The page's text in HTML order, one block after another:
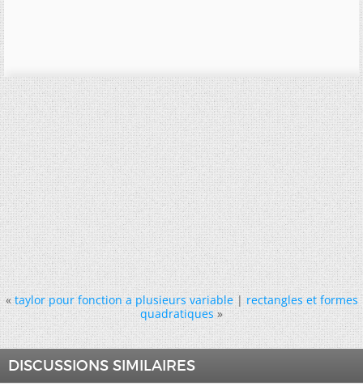
« taylor pour fonction a plusieurs variable|rectangles et formes
quadratiques »
DISCUSSIONS SIMILAIRES